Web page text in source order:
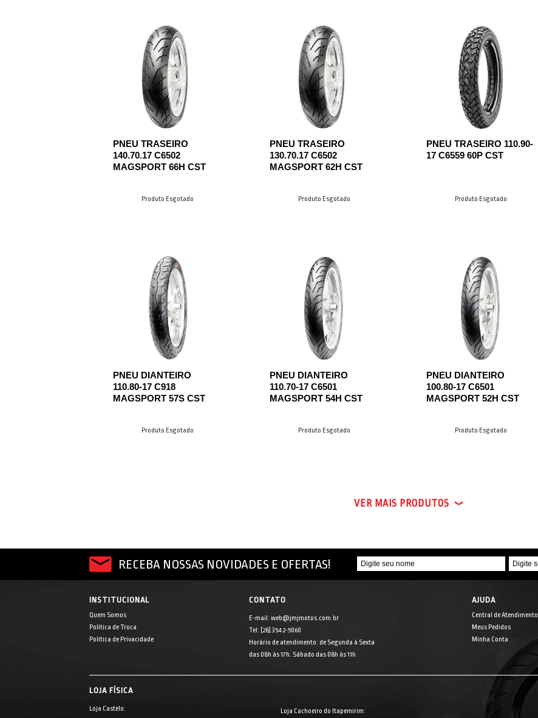
PNEU TRASEIRO
140.70.17 C6502
MAGSPORT 66H CST
Produto Esgotado
PNEU TRASEIRO
130.70.17 C6502
MAGSPORT 62H CST
Produto Esgotado
PNEU TRASEIRO 110.90-
17 C6559 60P CST
Produto Esgotado
PNEU DIANTEIRO
110.80-17 C918
MAGSPORT 57S CST
Produto Esgotado
PNEU DIANTEIRO
110.70-17 C6501
MAGSPORT 54H CST
Produto Esgotado
PNEU DIANTEIRO
100.80-17 C6501
MAGSPORT 52H CST
Produto Esgotado
VER MAIS PRODUTOS
RECEBA NOSSAS NOVIDADES E OFERTAS!
INSTITUCIONAL
Quem Somos
Política de Troca
Política de Privacidade
CONTATO
E-mail: web@jmjmotos.com.br
Tel: [28] 3542-5060
Horário de atendimento: de Segunda à Sexta
das 08h às 17h. Sábado das 08h às 11h
AJUDA
Central de Atendimento
Meus Pedidos
Minha Conta
LOJA FÍSICA
Loja Castelo:
Loja Cachoeiro do Itapemirim: